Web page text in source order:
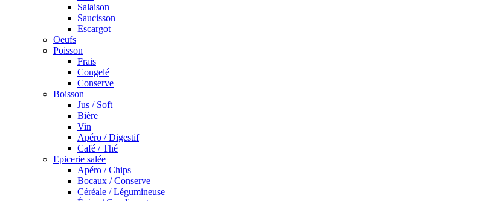
Salaison
Saucisson
Escargot
Oeufs
Poisson
Frais
Congelé
Conserve
Boisson
Jus / Soft
Bière
Vin
Apéro / Digestif
Café / Thé
Epicerie salée
Apéro / Chips
Bocaux / Conserve
Céréale / Légumineuse